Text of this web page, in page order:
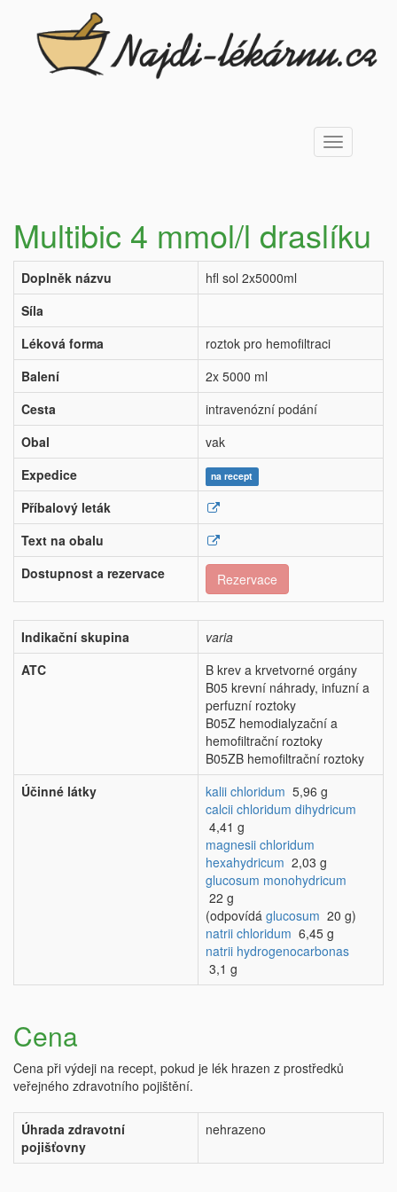
Toggle
navigation
Multibic 4 mmol/l draslíku
Doplněk názvu
hfl sol 2x5000ml
Síla
Léková forma
roztok pro hemofiltraci
Balení
2x 5000 ml
Cesta
intravenózní podání
Obal
vak
Expedice
na recept
Příbalový leták
Text na obalu
Dostupnost a rezervace
Rezervace
Indikační skupina
varia
ATC
B krev a krvetvorné orgány
B05 krevní náhrady, infuzní a
perfuzní roztoky
B05Z hemodialyzační a
hemofiltrační roztoky
B05ZB hemofiltrační roztoky
Účinné látky
kalii chloridum 5,96 g
calcii chloridum dihydricum
4,41 g
magnesii chloridum
hexahydricum 2,03 g
glucosum monohydricum
22 g
(odpovídá glucosum 20 g)
natrii chloridum 6,45 g
natrii hydrogenocarbonas
3,1 g
Cena
Cena při výdeji na recept, pokud je lék hrazen z prostředků
veřejného zdravotního pojištění.
Úhrada zdravotní
pojišťovny
nehrazeno